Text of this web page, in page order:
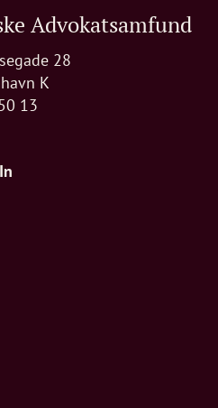
Advokatsamfund
28
K
13